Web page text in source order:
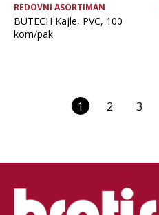
REDOVNI ASORTIMAN
BUTECH Kajle, PVC, 100
kom/pak
1 2 3